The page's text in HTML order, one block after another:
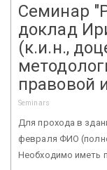
Cеминар
доклад
(к.и.н.,
правовой
Seminars
Для прохода в
февраля ФИО
Необходимо иметь